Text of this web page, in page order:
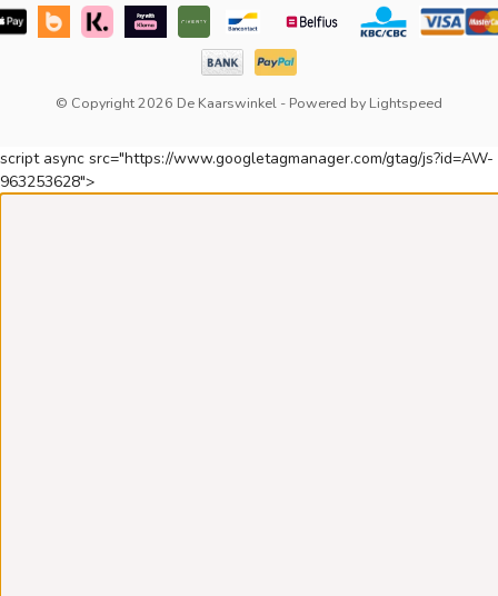
© Copyright 2026 De Kaarswinkel - Powered by Lightspeed
script async src="https://www.googletagmanager.com/gtag/js?id=AW-
963253628">